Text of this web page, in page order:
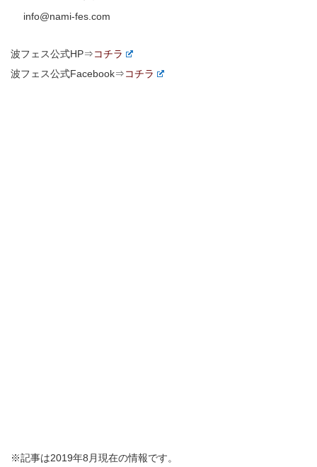
info@nami-fes.com
波フェス公式HP⇒コチラ
波フェス公式Facebook⇒コチラ
※記事は2019年8月現在の情報です。